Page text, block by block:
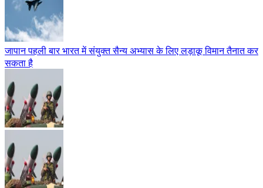
जापान पहली बार भारत में संयुक्त सैन्य अभ्यास के लिए लड़ाकू विमान तैनात कर
सकता है